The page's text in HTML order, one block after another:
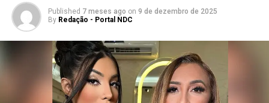
Published 7 meses ago on 9 de dezembro de 2025
By Redação - Portal NDC